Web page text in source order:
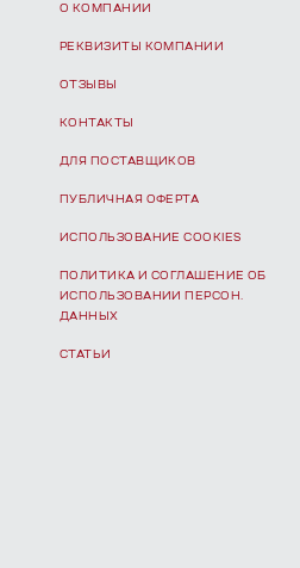
О КОМПАНИИ
РЕКВИЗИТЫ КОМПАНИИ
ОТЗЫВЫ
КОНТАКТЫ
ДЛЯ ПОСТАВЩИКОВ
ПУБЛИЧНАЯ ОФЕРТА
ИСПОЛЬЗОВАНИЕ COOKIES
ПОЛИТИКА И СОГЛАШЕНИЕ ОБ
ИСПОЛЬЗОВАНИИ ПЕРСОН.
ДАННЫХ
СТАТЬИ